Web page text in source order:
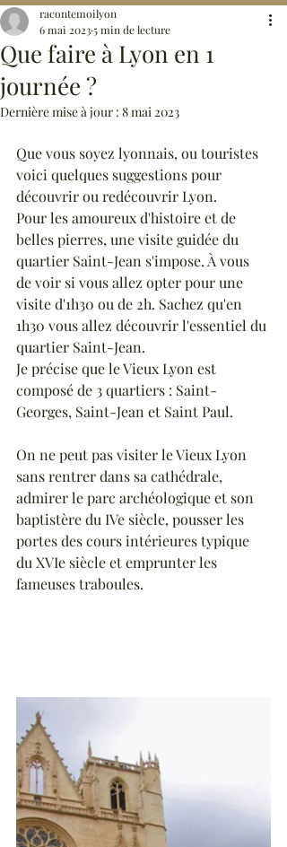
Que faire à Lyon en 1
journée ?
racontemoilyon
6 mai 20235 min de lecture
Dernière mise à jour : 8 mai 2023
Que vous soyez lyonnais, ou touristes
voici quelques suggestions pour
découvrir ou redécouvrir Lyon.
Pour les amoureux d'histoire et de
belles pierres, une visite guidée du
quartier Saint-Jean s'impose. À vous
de voir si vous allez opter pour une
visite d'1h30 ou de 2h. Sachez qu'en
1h30 vous allez découvrir l'essentiel du
quartier Saint-Jean.
Je précise que le Vieux Lyon est
composé de 3 quartiers : Saint-
Georges, Saint-Jean et Saint Paul.
On ne peut pas visiter le Vieux Lyon
sans rentrer dans sa cathédrale,
admirer le parc archéologique et son
baptistère du IVe siècle, pousser les
portes des cours intérieures typique
du XVIe siècle et emprunter les
fameuses traboules.